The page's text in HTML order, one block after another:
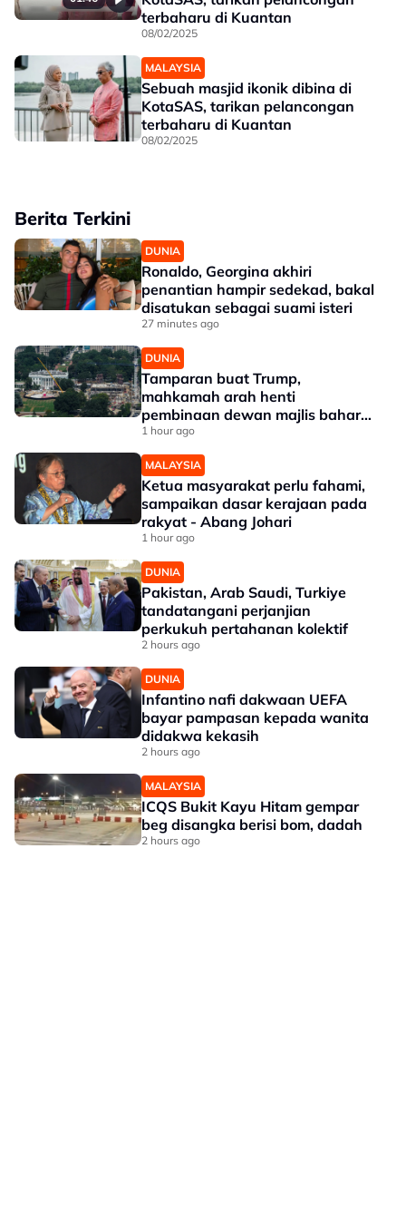
terbaharu di Kuantan
08/02/2025
MALAYSIA
Sebuah masjid ikonik dibina di
KotaSAS, tarikan pelancongan
terbaharu di Kuantan
08/02/2025
Berita Terkini
DUNIA
Ronaldo, Georgina akhiri
penantian hampir sedekad, bakal
disatukan sebagai suami isteri
27 minutes ago
DUNIA
Tamparan buat Trump,
mahkamah arah henti
pembinaan dewan majlis baharu
White House bernilai RM1.6 bilion
1 hour ago
MALAYSIA
Ketua masyarakat perlu fahami,
sampaikan dasar kerajaan pada
rakyat - Abang Johari
1 hour ago
DUNIA
Pakistan, Arab Saudi, Turkiye
tandatangani perjanjian
perkukuh pertahanan kolektif
2 hours ago
DUNIA
Infantino nafi dakwaan UEFA
bayar pampasan kepada wanita
didakwa kekasih
2 hours ago
MALAYSIA
ICQS Bukit Kayu Hitam gempar
beg disangka berisi bom, dadah
2 hours ago